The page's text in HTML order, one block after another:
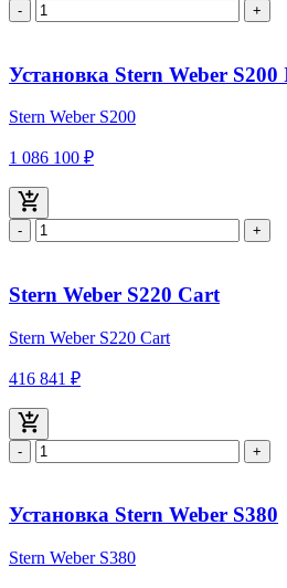
- +
Установка Stern Weber
Stern Weber S200
1 086 100 ₽
- +
Stern Weber S220 Cart
Stern Weber S220 Cart
416 841 ₽
- +
Установка Stern Weber S380
Stern Weber S380